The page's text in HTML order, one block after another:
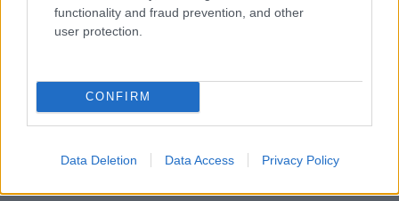
functionality and fraud prevention, and other
user protection.
CONFIRM
Data Deletion Data Access Privacy Policy
jelentettek be, méghozzá egy
régi ismerőssel
2020 december 18. 17:00